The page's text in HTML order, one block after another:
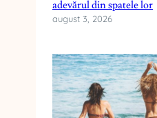
adevărul din spatele lor
august 3, 2026